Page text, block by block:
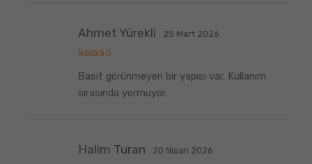
üzerinden
oy aldı
Ahmet Yürekli 25 Mart 2026
Basit görünmeyen bir yapısı var. Kullanım
sırasında yormuyor.
Halim Turan 20 Nisan 2026